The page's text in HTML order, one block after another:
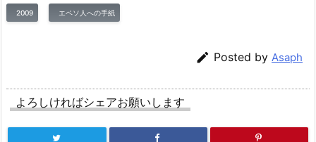
2009 エペソ人への手紙
 Posted by Asaph
よろしければシェアお願いします